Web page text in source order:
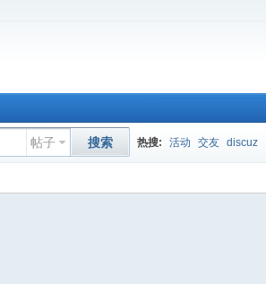
帖子 搜索 热搜: 活动 交友 discuz